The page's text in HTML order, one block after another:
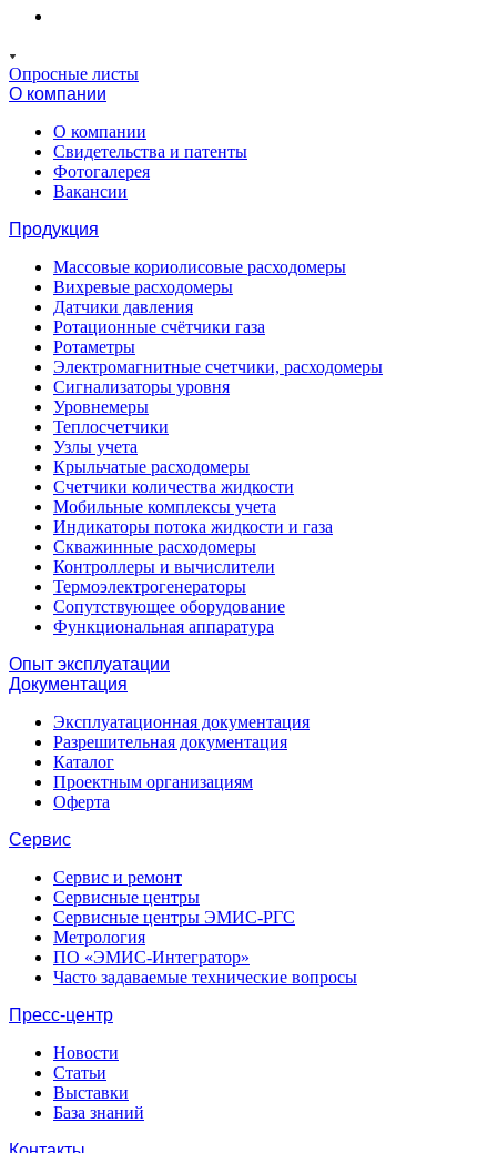
Опросные листы
О компании
О компании
Свидетельства и патенты
Фотогалерея
Вакансии
Продукция
Массовые кориолисовые расходомеры
Вихревые расходомеры
Датчики давления
Ротационные счётчики газа
Ротаметры
Электромагнитные счетчики, расходомеры
Сигнализаторы уровня
Уровнемеры
Теплосчетчики
Узлы учета
Крыльчатые расходомеры
Счетчики количества жидкости
Мобильные комплексы учета
Индикаторы потока жидкости и газа
Скважинные расходомеры
Контроллеры и вычислители
Термоэлектрогенераторы
Сопутствующее оборудование
Функциональная аппаратура
Опыт эксплуатации
Документация
Эксплуатационная документация
Разрешительная документация
Каталог
Проектным организациям
Оферта
Сервис
Сервис и ремонт
Сервисные центры
Сервисные центры ЭМИС-РГС
Метрология
ПО «ЭМИС-Интегратор»
Часто задаваемые технические вопросы
Пресс-центр
Новости
Статьи
Выставки
База знаний